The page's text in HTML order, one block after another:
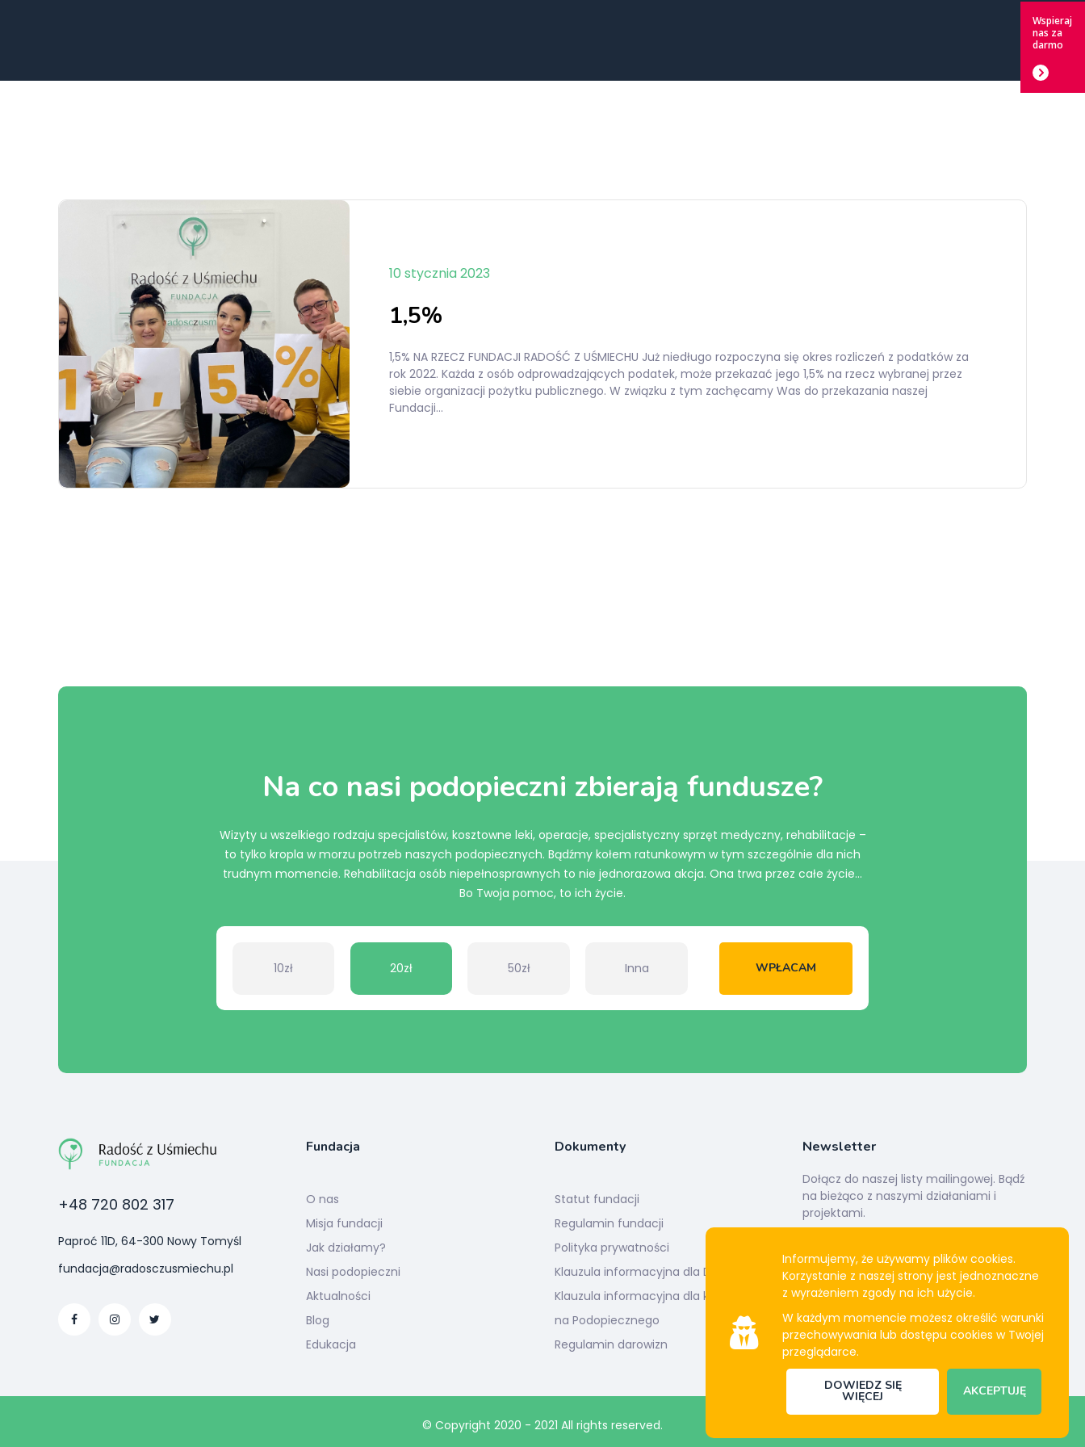
10 stycznia 2023
1,5%
1,5% NA RZECZ FUNDACJI RADOŚĆ Z UŚMIECHU Już niedługo rozpoczyna się okres rozliczeń z podatków za
rok 2022. Każda z osób odprowadzających podatek, może przekazać jego 1,5% na rzecz wybranej przez
siebie organizacji pożytku publicznego. W związku z tym zachęcamy Was do przekazania naszej
Fundacji…
Na co nasi podopieczni zbierają fundusze?
Wizyty u wszelkiego rodzaju specjalistów, kosztowne leki, operacje, specjalistyczny sprzęt medyczny, rehabilitacje –
to tylko kropla w morzu potrzeb naszych podopiecznych. Bądźmy kołem ratunkowym w tym szczególnie dla nich
trudnym momencie. Rehabilitacja osób niepełnosprawnych to nie jednorazowa akcja. Ona trwa przez całe życie…
Bo Twoja pomoc, to ich życie.
10zł 20zł 50zł Inna WPŁACAM
+48 720 802 317
Paproć 11D, 64-300 Nowy Tomyśl
fundacja@radosczusmiechu.pl
Fundacja
O nas
Misja fundacji
Jak działamy?
Nasi podopieczni
Aktualności
Blog
Edukacja
Dokumenty
Statut fundacji
Regulamin fundacji
Polityka prywatności
Klauzula informacyjna dla Darczyńcy
Klauzula informacyjna dla kandydata
na Podopiecznego
Regulamin darowizn
Newsletter
Dołącz do naszej listy mailingowej. Bądź
na bieżąco z naszymi działaniami i
projektami.
© Copyright 2020 - 2021 All rights reserved.
Informujemy, że używamy plików cookies.
Korzystanie z naszej strony jest jednoznaczne
z wyrażeniem zgody na ich użycie.
W każdym momencie możesz określić warunki
przechowywania lub dostępu cookies w Twojej
przeglądarce.
DOWIEDZ SIĘ
WIĘCEJ AKCEPTUJĘ
Wspieraj
nas za
darmo